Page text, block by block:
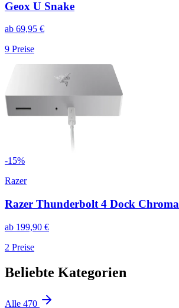
Geox U Snake
ab 69,95 €
9 Preise
-15%
Razer
Razer Thunderbolt 4 Dock Chroma
ab 199,90 €
2 Preise
Beliebte Kategorien
Alle 470